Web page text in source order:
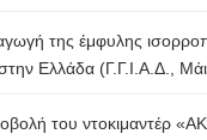
της έμφυλης
στην Ελλάδα (Γ.Γ.Ι.Α.Δ.,
του ντοκιμαντέρ